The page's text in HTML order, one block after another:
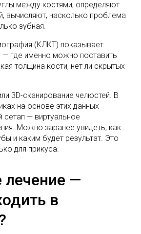
между костями, определяют
вычисляют, насколько проблема
зубная.
(КЛКТ) показывает
где именно можно поставить
толщина кости, нет ли скрытых
3D-сканирование челюстей. В
на основе этих данных
— виртуальное
Можно заранее увидеть, как
и каким будет результат. Это
для прикуса.
лечение —
в